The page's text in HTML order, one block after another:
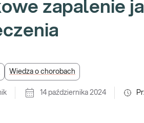
zapalenie
Wiedza o chorobach
14 października 2024